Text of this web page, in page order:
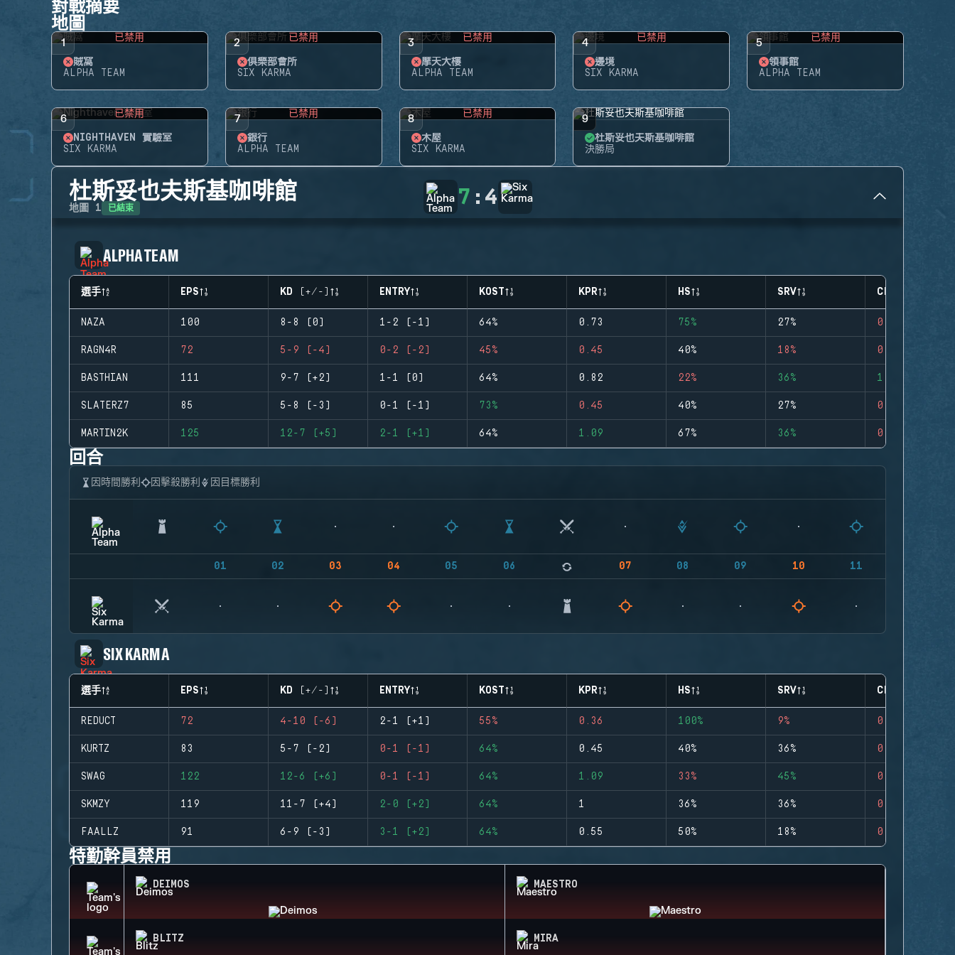
對戰摘要
地圖
1 已禁用
賊窩
ALPHA TEAM
2 已禁用
俱樂部會所
SIX KARMA
3 已禁用
摩天大樓
ALPHA TEAM
4 已禁用
邊境
SIX KARMA
5 已禁用
領事館
ALPHA TEAM
6 已禁用
NIGHTHAVEN 實驗室
SIX KARMA
7 已禁用
銀行
ALPHA TEAM
8 已禁用
木屋
SIX KARMA
9
杜斯妥也夫斯基咖啡館
決勝局
杜斯妥也夫斯基咖啡館
地圖 1 已結束 7 : 4
ALPHA TEAM
選手 EPS KD (+/-) ENTRY KOST KPR HS SRV CLUTCHES
NAZA 100 8-8 (0) 1-2 (-1) 64% 0.73 75% 27% 0
RAGN4R 72 5-9 (-4) 0-2 (-2) 45% 0.45 40% 18% 0
BASTHIAN 111 9-7 (+2) 1-1 (0) 64% 0.82 22% 36% 1
SLATERZ7 85 5-8 (-3) 0-1 (-1) 73% 0.45 40% 27% 0
MARTIN2K 125 12-7 (+5) 2-1 (+1) 64% 1.09 67% 36% 0
回合
因時間勝利 因擊殺勝利 因目標勝利
01 02 03 04 05 06 07 08 09 10 11
SIX KARMA
選手 EPS KD (+/-) ENTRY KOST KPR HS SRV CLUTCHES
REDUCT 72 4-10 (-6) 2-1 (+1) 55% 0.36 100% 9% 0
KURTZ 83 5-7 (-2) 0-1 (-1) 64% 0.45 40% 36% 0
SWAG 122 12-6 (+6) 0-1 (-1) 64% 1.09 33% 45% 0
SKMZY 119 11-7 (+4) 2-0 (+2) 64% 1 36% 36% 0
FAALLZ 91 6-9 (-3) 3-1 (+2) 64% 0.55 50% 18% 0
特勤幹員禁用
DEIMOS MAESTRO
BLITZ MIRA